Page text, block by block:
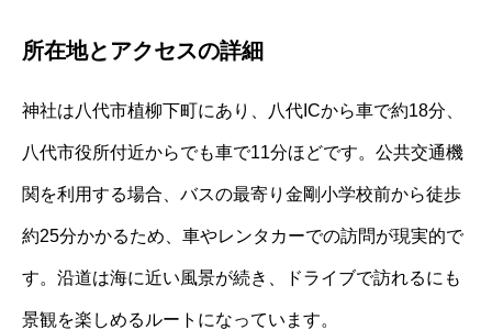
所在地とアクセスの詳細
神社は八代市植柳下町にあり、八代ICから車で約18分、
八代市役所付近からでも車で11分ほどです。公共交通機
関を利用する場合、バスの最寄り金剛小学校前から徒歩
約25分かかるため、車やレンタカーでの訪問が現実的で
す。沿道は海に近い風景が続き、ドライブで訪れるにも
景観を楽しめるルートになっています。